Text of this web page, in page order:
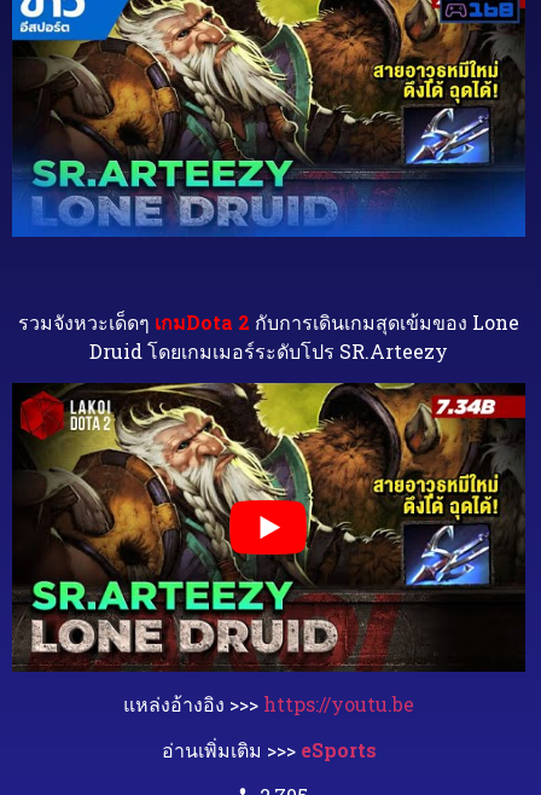
รวมจังหวะเด็ดๆ เกมDota 2 กับการเดินเกมสุดเข้มของ Lone
Druid โดยเกมเมอร์ระดับโปร SR.Arteezy
แหล่งอ้างอิง >>> https://youtu.be
อ่านเพิ่มเติม >>> eSports